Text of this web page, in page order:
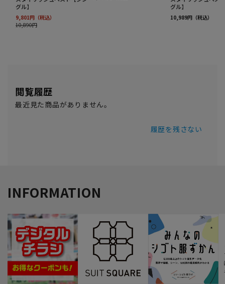
閲覧履歴
最近見た商品がありません。
履歴を残さない
INFORMATION